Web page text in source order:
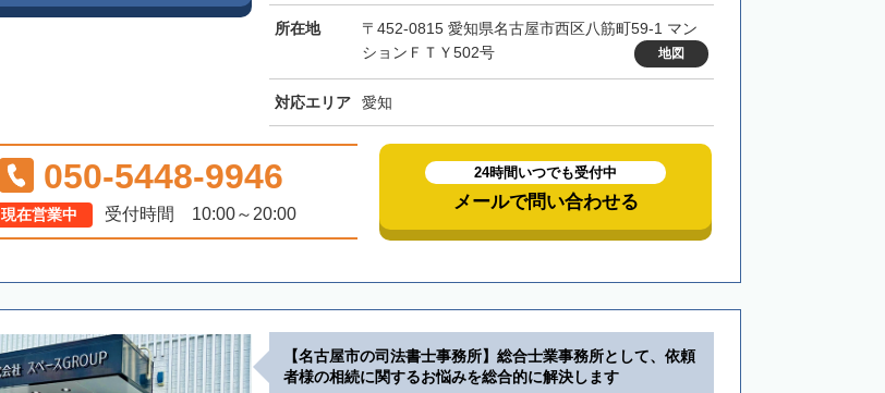
所在地
〒452-0815 愛知県名古屋市西区八筋町59-1 マン
ションＦＴＹ502号
地図
対応エリア 愛知
050-5448-9946
現在営業中 受付時間 10:00～20:00
24時間いつでも受付中
メールで問い合わせる
【名古屋市の司法書士事務所】総合士業事務所として、依頼
者様の相続に関するお悩みを総合的に解決します